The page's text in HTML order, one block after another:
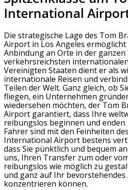
International
Die strategische Lage des Tom
Airport in Los Angeles
Anbindung an Orte in der ganzen
verkehrsreichsten
Vereinigten Staaten dient er als
internationale Reisen und
Teilen der Welt. Ganz gleich, ob
fliegen, ein Unternehmen
wiedersehen möchten, der Tom
Airport garantiert, dass Ihre
reibungslos beginnen und
Fahrer sind mit den Feinheiten
International Airport bestens
dass Sie pünktlich und bequem
uns, Ihren Transfer zum oder
reibungslos wie möglich zu
und ganz auf Ihr
konzentrieren können.